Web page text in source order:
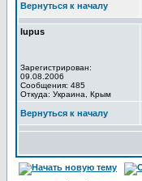
Вернуться к началу
lupus
Зарегистрирован:
09.08.2006
Сообщения: 485
Откуда: Украина, Крым
Вернуться к началу